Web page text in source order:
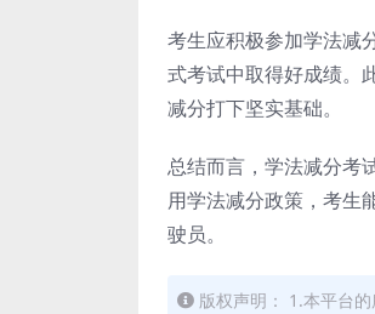
考生应积极参加学法减
式考试中取得好成绩。
减分打下坚实基础。
总结而言，学法减分考
用学法减分政策，考生
驶员。
版权声明： 1.本平台